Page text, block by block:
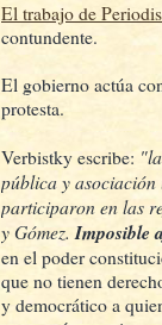
El trabajo de
contundente.
El gobierno actúa
protesta.
Verbistky escribe:
pública y
participaron en las
y Gómez. Imposible
en el poder
que no tienen
y democrático a